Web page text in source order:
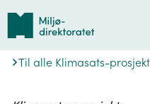
Tilbake
forsiden
Til alle Klimasats-